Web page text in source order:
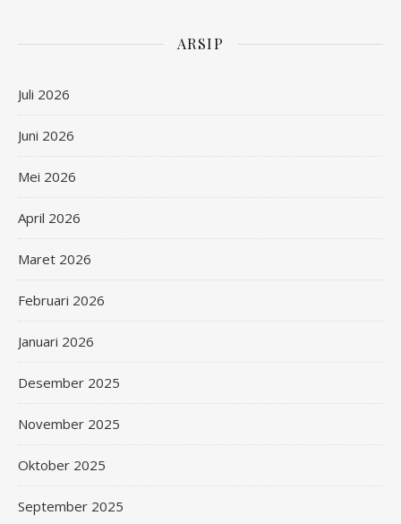
ARSIP
Juli 2026
Juni 2026
Mei 2026
April 2026
Maret 2026
Februari 2026
Januari 2026
Desember 2025
November 2025
Oktober 2025
September 2025